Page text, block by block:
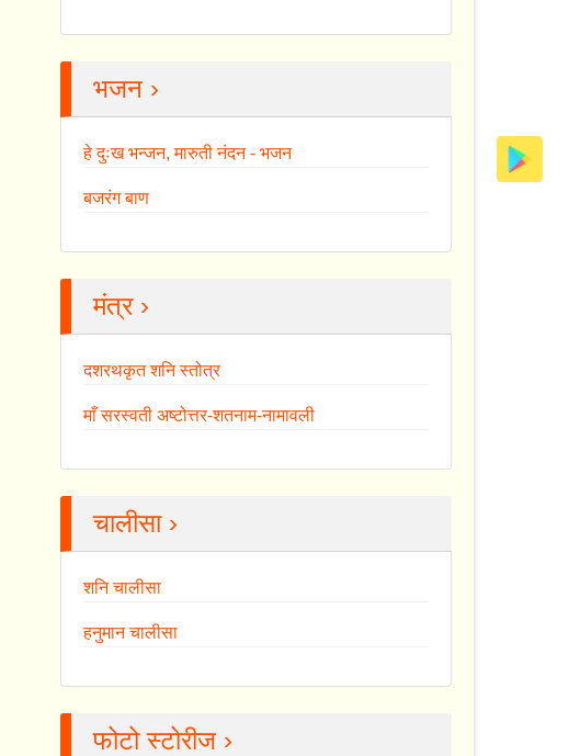
भजन ›
हे दुःख भन्जन, मारुती नंदन - भजन
बजरंग बाण
मंत्र ›
दशरथकृत शनि स्तोत्र
माँ सरस्वती अष्टोत्तर-शतनाम-नामावली
चालीसा ›
शनि चालीसा
हनुमान चालीसा
फोटो स्टोरीज ›